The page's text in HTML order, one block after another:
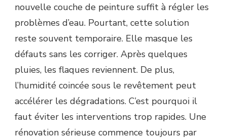
nouvelle couche de peinture suffit à régler les
problèmes d’eau. Pourtant, cette solution
reste souvent temporaire. Elle masque les
défauts sans les corriger. Après quelques
pluies, les flaques reviennent. De plus,
l’humidité coincée sous le revêtement peut
accélérer les dégradations. C’est pourquoi il
faut éviter les interventions trop rapides. Une
rénovation sérieuse commence toujours par